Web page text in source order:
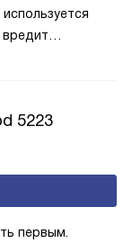
вредит
его
5223
первым.